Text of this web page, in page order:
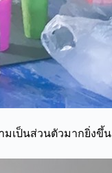
มเป็นส่วนตัวมากยิ่งขึ้น